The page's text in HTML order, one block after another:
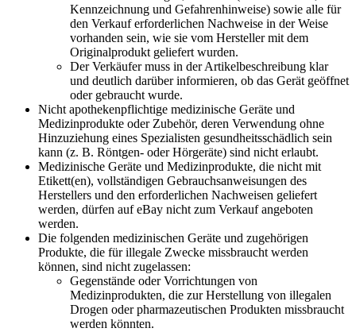
Kennzeichnung und Gefahrenhinweise) sowie alle für
den Verkauf erforderlichen Nachweise in der Weise
vorhanden sein, wie sie vom Hersteller mit dem
Originalprodukt geliefert wurden.
Der Verkäufer muss in der Artikelbeschreibung klar
und deutlich darüber informieren, ob das Gerät geöffnet
oder gebraucht wurde.
Nicht apothekenpflichtige medizinische Geräte und
Medizinprodukte oder Zubehör, deren Verwendung ohne
Hinzuziehung eines Spezialisten gesundheitsschädlich sein
kann (z. B. Röntgen- oder Hörgeräte) sind nicht erlaubt.
Medizinische Geräte und Medizinprodukte, die nicht mit
Etikett(en), vollständigen Gebrauchsanweisungen des
Herstellers und den erforderlichen Nachweisen geliefert
werden, dürfen auf eBay nicht zum Verkauf angeboten
werden.
Die folgenden medizinischen Geräte und zugehörigen
Produkte, die für illegale Zwecke missbraucht werden
können, sind nicht zugelassen:
Gegenstände oder Vorrichtungen von
Medizinprodukten, die zur Herstellung von illegalen
Drogen oder pharmazeutischen Produkten missbraucht
werden könnten.